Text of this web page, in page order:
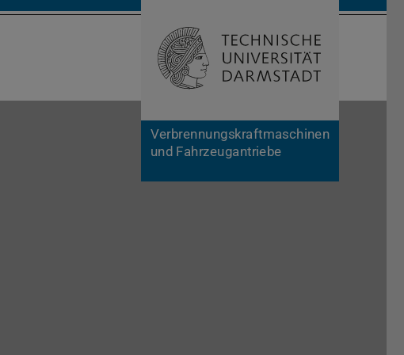
Verbrennungskraftmaschinen
und Fahrzeugantriebe
Suche öffnen